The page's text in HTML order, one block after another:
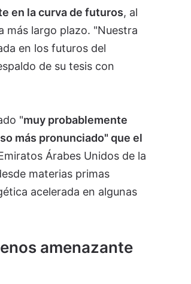
en la curva de futuros, al
más largo plazo. "Nuestra
en los futuros del
de su tesis con
"muy probablemente
más pronunciado" que el
Árabes Unidos de la
materias primas
acelerada en algunas
amenazante